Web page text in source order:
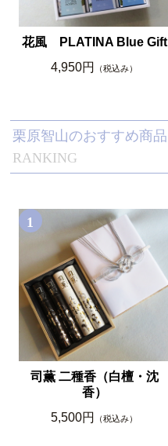
花風 PLATINA Blue Gift
4,950円
（税込み）
RANKING
栗原智山のおすすめ商品
1
司薫 二種香（白檀・沈
香）
5,500円
（税込み）